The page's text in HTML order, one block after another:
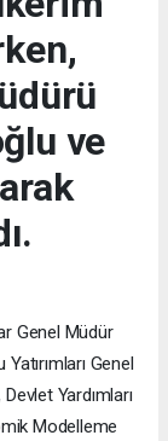
ve
Genel Müdür
Genel
Yardımları
Modelleme